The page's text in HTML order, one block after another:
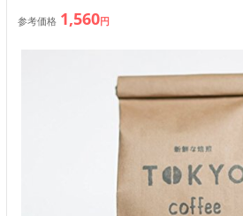
参考価格 1,560円